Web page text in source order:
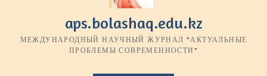
aps.bolashaq.edu.kz
МЕЖДУНАРОДНЫЙ НАУЧНЫЙ ЖУРНАЛ "АКТУАЛЬНЫЕ
ПРОБЛЕМЫ СОВРЕМЕННОСТИ"